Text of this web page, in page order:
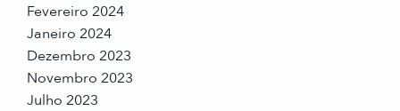
Fevereiro 2024
Janeiro 2024
Dezembro 2023
Novembro 2023
Julho 2023